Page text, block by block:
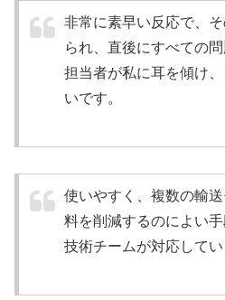
非常に素早い反応で、
られ、直後にすべての
担当者が私に耳を傾け
いです。
使いやすく、複数の輸
料を削減するのによい
技術チームが対応してい